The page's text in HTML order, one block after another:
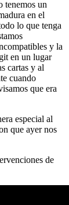
tenemos un
en el
lo que tenga
y la
en un lugar
cartas y al
cuando
que era
especial al
que ayer nos
de